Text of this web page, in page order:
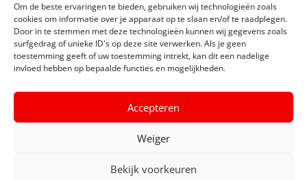
Om de beste ervaringen te bieden, gebruiken wij technologieën zoals
cookies om informatie over je apparaat op te slaan en/of te raadplegen.
Door in te stemmen met deze technologieën kunnen wij gegevens zoals
surfgedrag of unieke ID's op deze site verwerken. Als je geen
toestemming geeft of uw toestemming intrekt, kan dit een nadelige
invloed hebben op bepaalde functies en mogelijkheden.
Accepteren
Weiger
Bekijk voorkeuren
Alle prijzen
Partners
Contact
Algemene voorwaarden
Privacyverklaring
Powerboat Scheveningen